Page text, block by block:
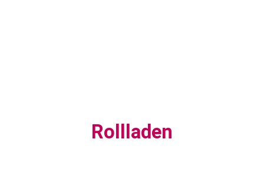
Rollladen